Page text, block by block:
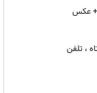
+ عکس
، تلفن